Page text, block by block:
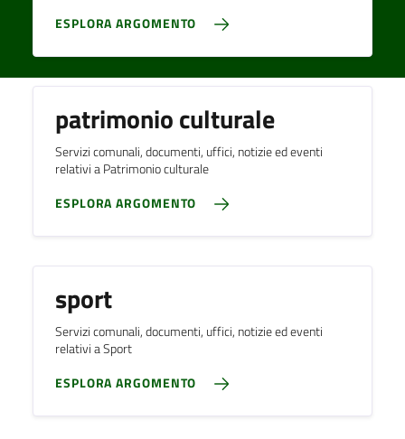
ESPLORA ARGOMENTO
patrimonio culturale
Servizi comunali, documenti, uffici, notizie ed eventi
relativi a Patrimonio culturale
ESPLORA ARGOMENTO
sport
Servizi comunali, documenti, uffici, notizie ed eventi
relativi a Sport
ESPLORA ARGOMENTO